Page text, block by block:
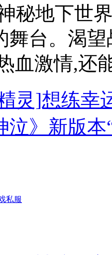
秘地下世
舞台。渴
血激情,还
灵]想练幸
泣》新版
私服